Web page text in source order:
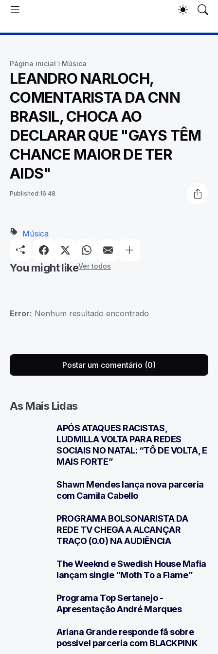
Página inicial Música
LEANDRO NARLOCH,
COMENTARISTA DA CNN
BRASIL, CHOCA AO
DECLARAR QUE "GAYS TÊM
CHANCE MAIOR DE TER
AIDS"
Published:16:48
Música
You might likeVer todos
Error: Nenhum resultado encontrado
Postar um comentário (0)
As Mais Lidas
APÓS ATAQUES RACISTAS,
LUDMILLA VOLTA PARA REDES
SOCIAIS NO NATAL: “TÔ DE VOLTA, E
MAIS FORTE”
Shawn Mendes lança nova parceria
com Camila Cabello
PROGRAMA BOLSONARISTA DA
REDE TV CHEGA A ALCANÇAR
TRAÇO (0.0) NA AUDIÊNCIA
The Weeknd e Swedish House Mafia
lançam single “Moth To a Flame”
Programa Top Sertanejo -
Apresentação André Marques
Ariana Grande responde fã sobre
possivel parceria com BLACKPINK